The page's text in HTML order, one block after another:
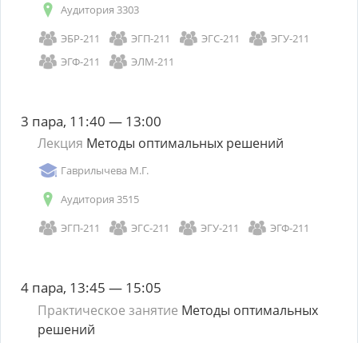
Аудитория 3303
ЭБР-211
ЭГП-211 ЭГС-211
ЭГУ-211
ЭГФ-211
ЭЛМ-211
3 пара, 11:40 — 13:00
Лекция Методы оптимальных решений
Гаврилычева М.Г.
Аудитория 3515
ЭГП-211
ЭГС-211 ЭГУ-211 ЭГФ-211
4 пара, 13:45 — 15:05
Практическое занятие Методы оптимальных
решений